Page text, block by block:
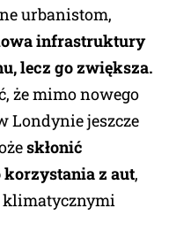
urbanistom,
infrastruktury
lecz go zwiększa.
że mimo nowego
Londynie jeszcze
skłonić
korzystania z aut,
klimatycznymi